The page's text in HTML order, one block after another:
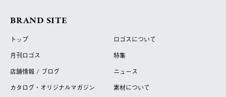
BRAND SITE
トップ
ロゴスについて
月刊ロゴス
特集
店舗情報 / ブログ
ニュース
カタログ・オリジナルマガジン
素材について